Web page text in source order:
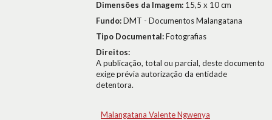
Dimensões da Imagem: 15,5 x 10 cm
Fundo:DMT - Documentos Malangatana
Tipo Documental:Fotografias
Direitos:
A publicação, total ou parcial, deste documento
exige prévia autorização da entidade
detentora.
Malangatana Valente Ngwenya